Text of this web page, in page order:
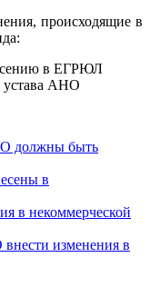
происходящие в
в ЕГРЮЛ
устава АНО
должны быть
в
в некоммерческой
изменения в